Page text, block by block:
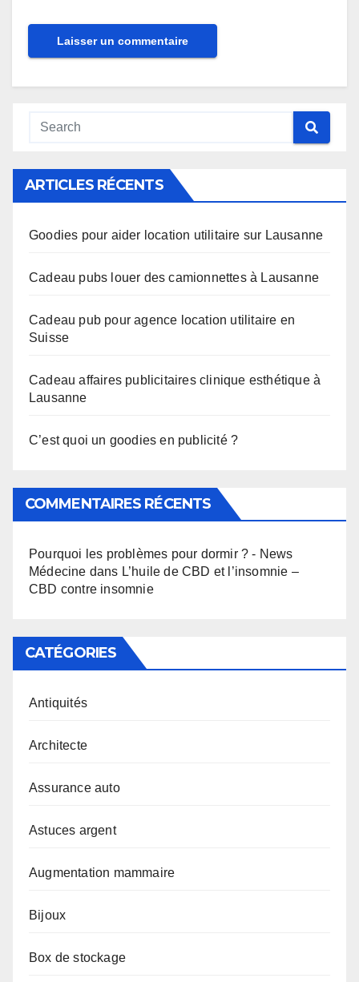
ARTICLES RÉCENTS
Goodies pour aider location utilitaire sur Lausanne
Cadeau pubs louer des camionnettes à Lausanne
Cadeau pub pour agence location utilitaire en
Suisse
Cadeau affaires publicitaires clinique esthétique à
Lausanne
C’est quoi un goodies en publicité ?
COMMENTAIRES RÉCENTS
Pourquoi les problèmes pour dormir ? - News
Médecine dans L’huile de CBD et l’insomnie –
CBD contre insomnie
CATÉGORIES
Antiquités
Architecte
Assurance auto
Astuces argent
Augmentation mammaire
Bijoux
Box de stockage